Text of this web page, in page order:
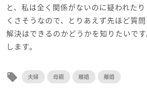
と、私は全く関係がないのに疑われた
くさそうなので、とりあえず先ほど質
解決はできるのかどうかを知りたいで
します。
local_offer 夫婦 母親 離婚 離婚